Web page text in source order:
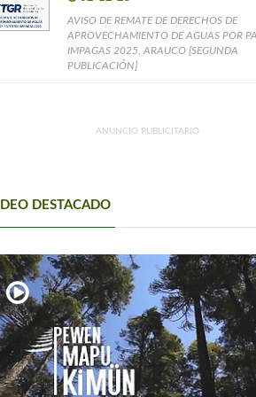
AVISO DE REMATE DE DERECHOS DE
APROVECHAMIENTO DE AGUAS POR
IMPAGAS 2025, ARAUCO [SEGUNDA
PUBLICACIÓN]
ANUNCIO PUBLICITARIO
DESTACADO